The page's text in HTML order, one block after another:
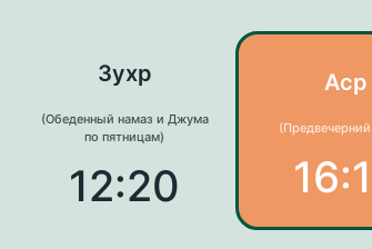
Зухр
(Обеденный намаз и Джума
по пятницам)
12:20
Аср